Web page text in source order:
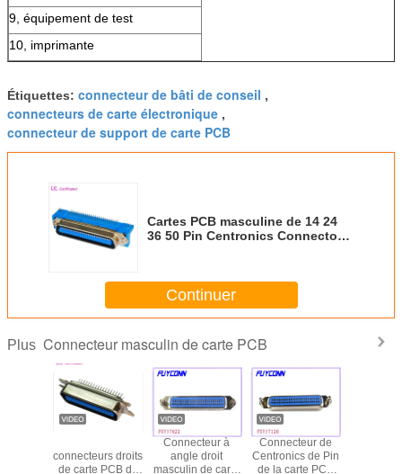
9, équipement de test
10, imprimante
Étiquettes: connecteur de bâti de conseil ,
connecteurs de carte électronique ,
connecteur de support de carte PCB
Cartes PCB masculine de 14 24
36 50 Pin Centronics Connector à
Continuer
Plus Connecteur masculin de carte PCB
connecteurs droits
de carte PCB de
Connecteur à
angle droit
masculin de carte
Connecteur de
Centronics de Pin
de la carte PCB